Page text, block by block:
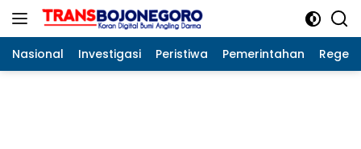
Langsung
Nasional Investigasi Peristiwa Pemerintahan